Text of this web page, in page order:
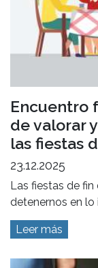
Encuentro
de valorar
las fiestas
23.12.2025
Las fiestas de
detenernos en
Leer más